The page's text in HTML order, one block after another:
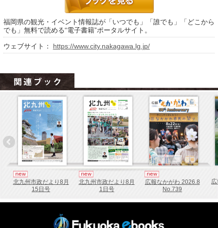
福岡県の観光・イベント情報誌が「いつでも」「誰でも」「どこから
でも」無料で読める“電子書籍”ポータルサイト。
ウェブサイト： https://www.city.nakagawa.lg.jp/
北九州市政だより8月
15日号
北九州市政だより8月
1日号
広報なかがわ 2026.8
No.739
福岡コンテンツ
fukuoka ebooksとは
運営会社
ご利用ガイド
よくある質問
サイトマップ
お問い合わせ
掲載の方法
掲載規約
個人情報保護方針